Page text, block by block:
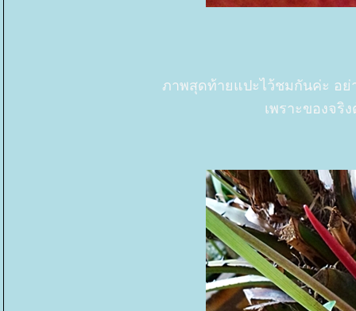
ภาพสุดท้ายแปะไว้ชมกันค่ะ อ
เพราะของจริ